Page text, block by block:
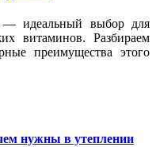
— идеальный выбор для
витаминов. Разбираем
преимущества этого
нужны в утеплении